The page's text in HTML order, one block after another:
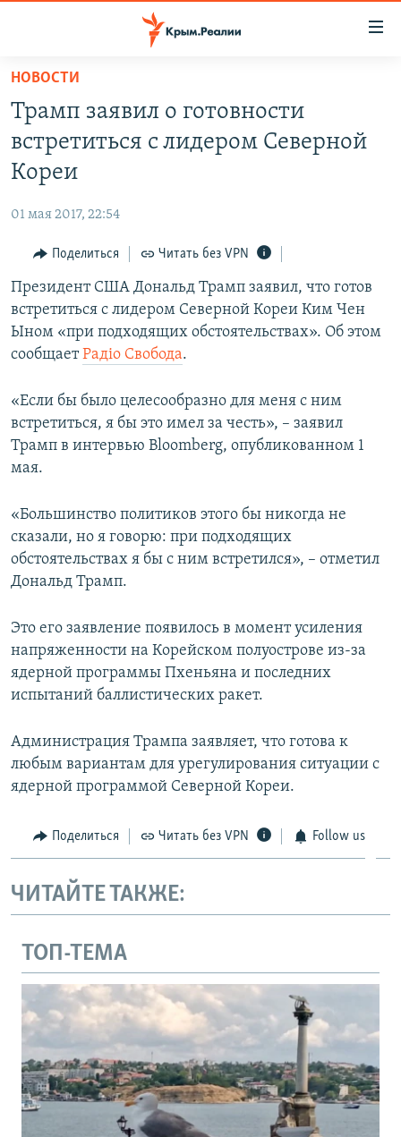
Вернуться
основному
содержанию
Вернутся
главной
Вернутся
поиску
СПЕЦПРОЕКТЫ
11 ЛЕТ ОККУПАЦИИ КРЫМА. 11 ИСТОРИЙ СОПРОТИВЛЕНИЯ
ВОДА
ЕЩЕ
ИНТЕРАКТИВ
ИНФОГРАФИКА
ТЕЛЕПРОЕКТ КРЫМ.РЕАЛИИ
СОВЕТЫ ПРАВОЗАЩИТНИКОВ
ПОБЕДИТЕЛЕЙ НЕ СУДЯТ?
КРЫМ.НЕПОКОРЕННЫЙ
УКРАИНСКАЯ ПРОБЛЕМА КРЫМА
РАДІО СВОБОДА
КАК ОБОЙТИ БЛОКИРОВКУ
Українською
Qırımtatar
ПРИСОЕДИНЯЙТЕСЬ!
Все сайты RFE/RL
НОВОСТИ
Трамп заявил о готовности
встретиться с лидером Северной
Кореи
01 мая 2017, 22:54
Поделиться Читать без VPN
Президент США Дональд Трамп заявил, что готов
встретиться с лидером Северной Кореи Ким Чен
Ыном «при подходящих обстоятельствах». Об этом
сообщаетРадіо Свобода.
«Если бы было целесообразно для меня с ним
встретиться, я бы это имел за честь», – заявил
Трамп в интервью Bloomberg, опубликованном 1
мая.
«Большинство политиков этого бы никогда не
сказали, но я говорю: при подходящих
обстоятельствах я бы с ним встретился», – отметил
Дональд Трамп.
Это его заявление появилось в момент усиления
напряженности на Корейском полуострове из-за
ядерной программы Пхеньяна и последних
испытаний баллистических ракет.
Администрация Трампа заявляет, что готова к
любым вариантам для урегулирования ситуации с
ядерной программой Северной Кореи.
Поделиться Читать без VPN Follow us
ЧИТАЙТЕ ТАКЖЕ:
ТОП-ТЕМА